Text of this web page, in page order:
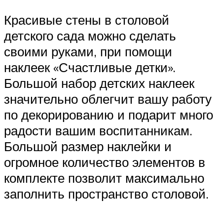
Красивые стены в столовой
детского сада можно сделать
своими руками, при помощи
наклеек «Счастливые детки».
Большой набор детских наклеек
значительно облегчит вашу работу
по декорированию и подарит много
радости вашим воспитанникам.
Большой размер наклейки и
огромное количество элементов в
комплекте позволит максимально
заполнить пространство столовой.